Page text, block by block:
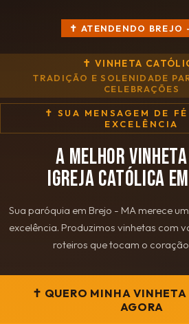
✝ ATENDENDO BREJO
✝ VINHETA
TRADIÇÃO E SOLENIDADE
CELEBRAÇÕES
✝ SUA MENSAGEM DE FÉ
EXCELÊNCIA
A MELHOR
IGREJA CATÓLICA EM
Sua paróquia em Brejo - MA merece
excelência. Produzimos vinhetas com
roteiros que tocam o
✝ QUERO MINHA
AGORA